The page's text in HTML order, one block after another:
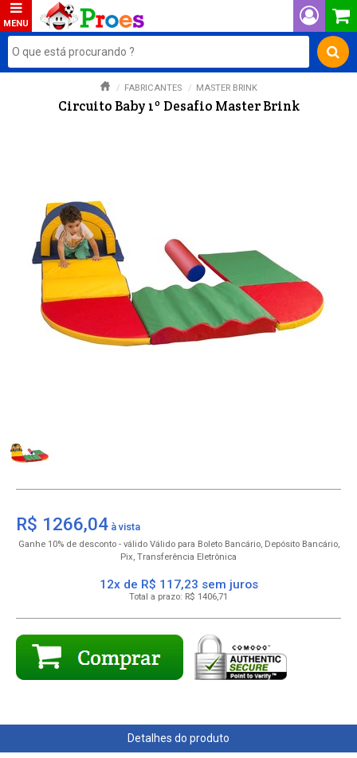
FABRICANTES MASTER BRINK
Circuito Baby 1º Desafio Master Brink
R$ 1406,71
12x de R$ 117,23
10% de desconto
para Boleto Bancário, Depósito Bancário,
Pix, Transferência Eletrônica
R$ 1266,04